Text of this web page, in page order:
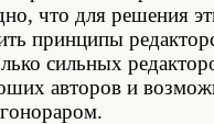
что для решения
принципы
сильных
авторов и